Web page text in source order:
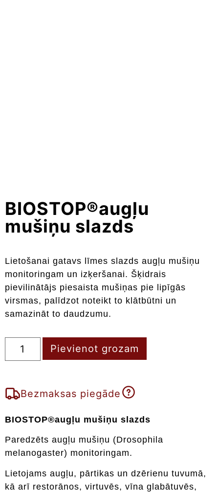
BIOSTOP®augļu
mušiņu slazds
Lietošanai gatavs līmes slazds augļu mušiņu
monitoringam un izķeršanai. Šķidrais
pievilinātājs piesaista mušiņas pie lipīgās
virsmas, palīdzot noteikt to klātbūtni un
samazināt to daudzumu.
Pievienot grozam
Bezmaksas piegāde
BIOSTOP®augļu mušiņu slazds
Paredzēts augļu mušiņu (Drosophila
melanogaster) monitoringam.
Lietojams augļu, pārtikas un dzērienu tuvumā,
kā arī restorānos, virtuvēs, vīna glabātuvēs,